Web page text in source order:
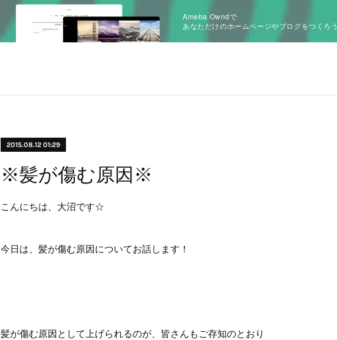
Ameba Owndで
あなただけのホームページやブログをつくろう
2015.08.12 01:29
※髪が傷む原因※
こんにちは、大沼です☆
今日は、髪が傷む原因についてお話します！
髪が傷む原因として上げられるのが、皆さんもご存知のとおり